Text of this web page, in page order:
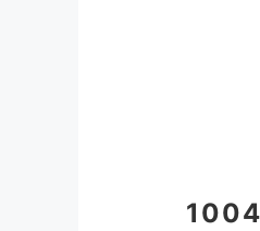
1004